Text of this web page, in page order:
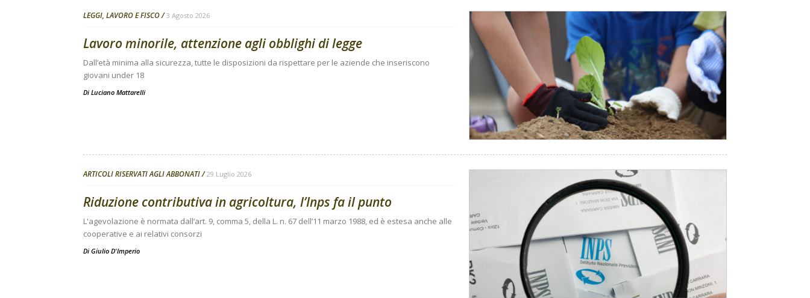
LEGGI, LAVORO E FISCO 3 Agosto 2026
Lavoro minorile, attenzione agli obblighi di legge
Dall’età minima alla sicurezza, tutte le disposizioni da rispettare per le aziende che inseriscono
giovani under 18
Di Luciano Mattarelli
ARTICOLI RISERVATI AGLI ABBONATI 29 Luglio 2026
Riduzione contributiva in agricoltura, l’Inps fa il punto
L'agevolazione è normata dall’art. 9, comma 5, della L. n. 67 dell’11 marzo 1988, ed è estesa anche alle
cooperative e ai relativi consorzi
Di Giulio D'Imperio